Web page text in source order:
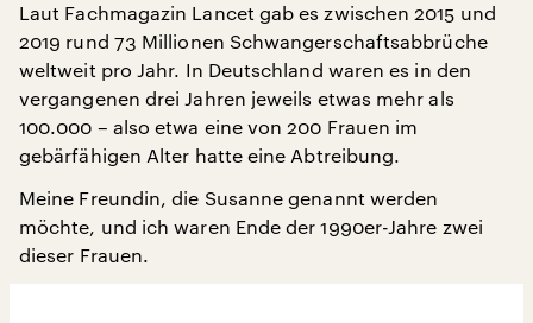
Laut Fachmagazin Lancet gab es zwischen 2015 und
2019 rund 73 Millionen Schwangerschaftsabbrüche
weltweit pro Jahr. In Deutschland waren es in den
vergangenen drei Jahren jeweils etwas mehr als
100.000 – also etwa eine von 200 Frauen im
gebärfähigen Alter hatte eine Abtreibung.
Meine Freundin, die Susanne genannt werden
möchte, und ich waren Ende der 1990er-Jahre zwei
dieser Frauen.